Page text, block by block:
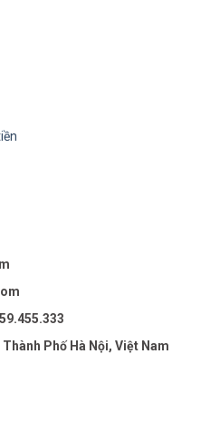
Thành Phố Hà Nội, Việt Nam